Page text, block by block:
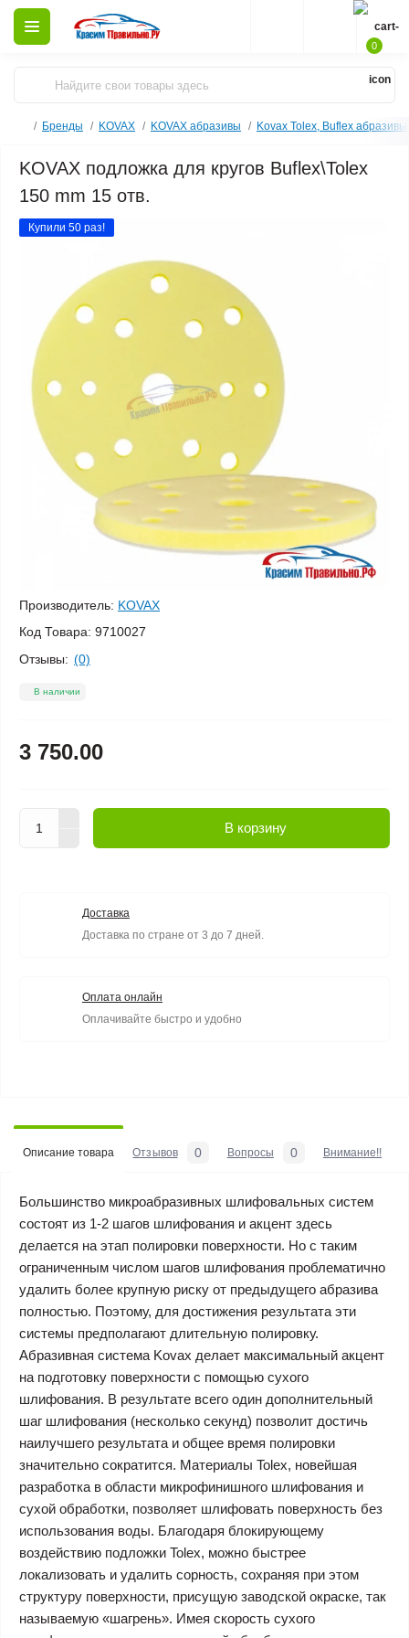
0
Бренды KOVAX KOVAX абразивы Kovax Tolex, Buflex
KOVAX подложка для кругов Buflex\Tolex
150 mm 15 отв.
Купили 50 раз!
Производитель: KOVAX
Код Товара: 9710027
Отзывы: (0)
В наличии
3 750.00
В корзину
Доставка
Доставка по стране от 3 до 7 дней.
Оплата онлайн
Оплачивайте быстро и удобно
Описание товара Отзывов 0 Вопросы 0 Внимание!!
Большинство микроабразивных шлифовальных систем
состоят из 1-2 шагов шлифования и акцент здесь
делается на этап полировки поверхности. Но с таким
ограниченным числом шагов шлифования проблематично
удалить более крупную риску от предыдущего абразива
полностью. Поэтому, для достижения результата эти
системы предполагают длительную полировку.
Абразивная система Kovax делает максимальный акцент
на подготовку поверхности с помощью сухого
шлифования. В результате всего один дополнительный
шаг шлифования (несколько секунд) позволит достичь
наилучшего результата и общее время полировки
значительно сократится. Материалы Tolex, новейшая
разработка в области микрофинишного шлифования и
сухой обработки, позволяет шлифовать поверхность без
использования воды. Благодаря блокирующему
воздействию подложки Tolex, можно быстрее
локализовать и удалить сорность, сохраняя при этом
структуру поверхности, присущую заводской окраске, так
называемую «шагрень». Имея скорость сухого